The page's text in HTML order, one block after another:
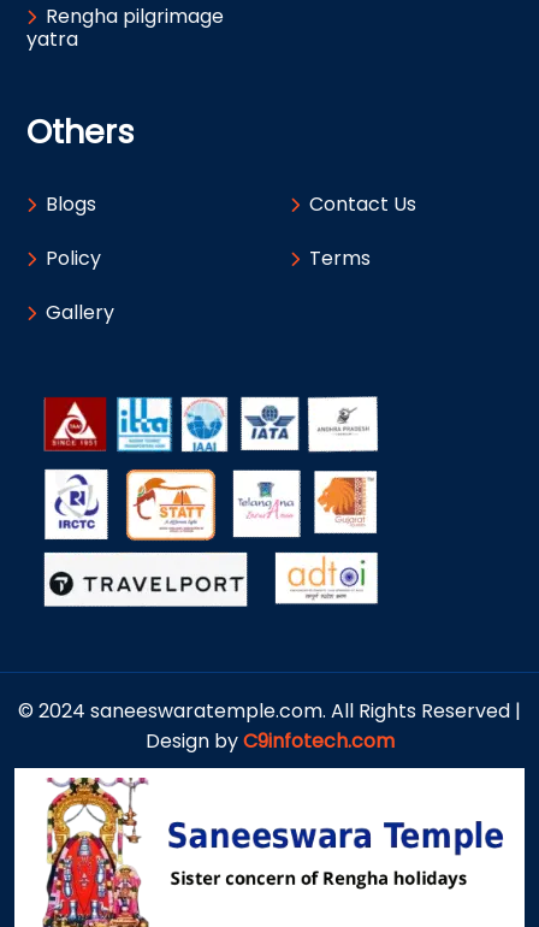
Rengha pilgrimage
yatra
Others
Blogs
Contact Us
Policy
Terms
Gallery
© 2024 saneeswaratemple.com. All Rights Reserved |
Design byC9infotech.com